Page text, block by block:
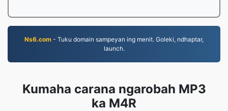
Ns6.com - Tuku domain sampeyan ing menit. Goleki, ndhaptar,
launch.
Kumaha carana ngarobah MP3
ka M4R